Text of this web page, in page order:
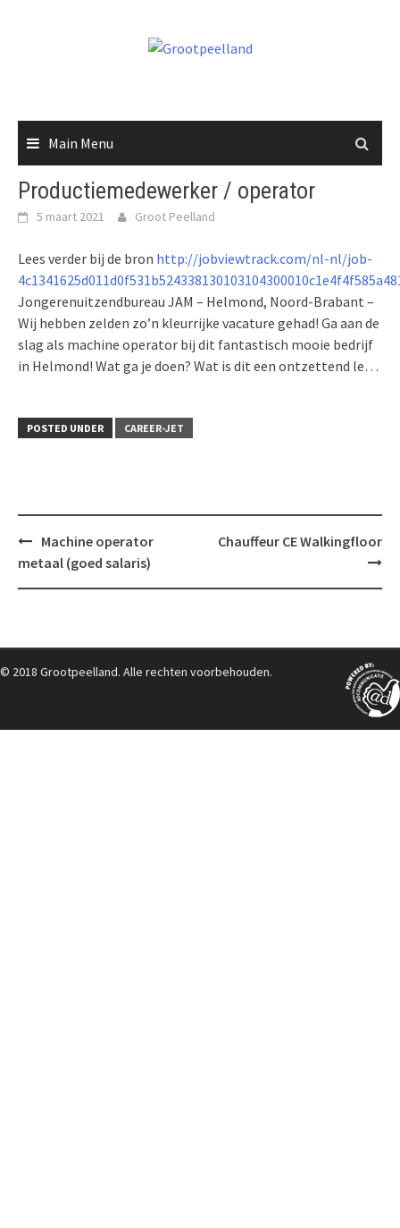
Main Menu
Productiemedewerker / operator
5 maart 2021 Groot Peelland
Lees verder bij de bron http://jobviewtrack.com/nl-nl/job-
Jongerenuitzendbureau JAM – Helmond, Noord-Brabant –
Wij hebben zelden zo’n kleurrijke vacature gehad! Ga aan de
slag als machine operator bij dit fantastisch mooie bedrijf
in Helmond! Wat ga je doen? Wat is dit een ontzettend le…
POSTED UNDER CAREER-JET
Post
navigation
Machine operator
metaal (goed salaris)
Chauffeur CE Walkingfloor
© 2018 Grootpeelland. Alle rechten voorbehouden.